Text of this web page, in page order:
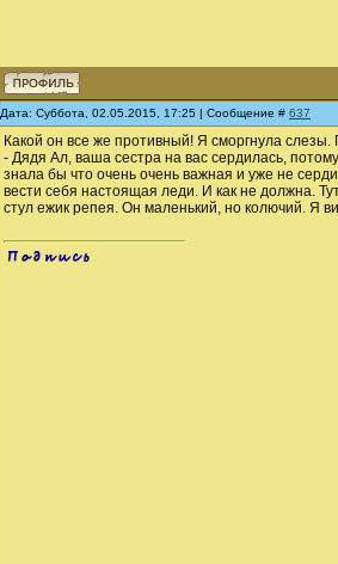
Дата: Суббота, 02.05.2015, 17:25 | Сообщение # 637
Какой он все же противный! Я сморгнула
- Дядя Ал, ваша сестра на вас сердилась,
знала бы что очень очень важная и уже не
вести себя настоящая леди. И как не должна.
стул ежик репея. Он маленький, но колючий. Я
.